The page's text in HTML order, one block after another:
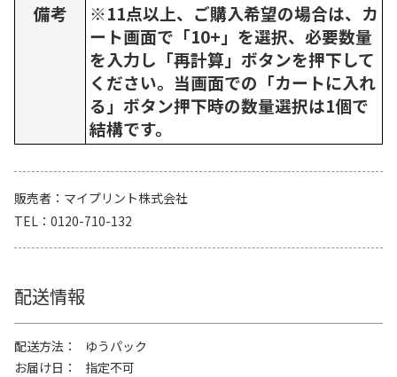
備考
※11点以上、ご購入希望の場合は、カ
ート画面で「10+」を選択、必要数量
を入力し「再計算」ボタンを押下して
ください。当画面での「カートに入れ
る」ボタン押下時の数量選択は1個で
結構です。
販売者
マイプリント株式会社
TEL
0120-710-132
配送情報
配送方法
ゆうパック
お届け日
指定不可